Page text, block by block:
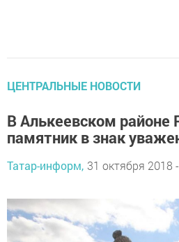
ЦЕНТРАЛЬНЫЕ НОВОСТИ
В Алькеевском районе
памятник в знак
Татар-информ, 31 октября 2018